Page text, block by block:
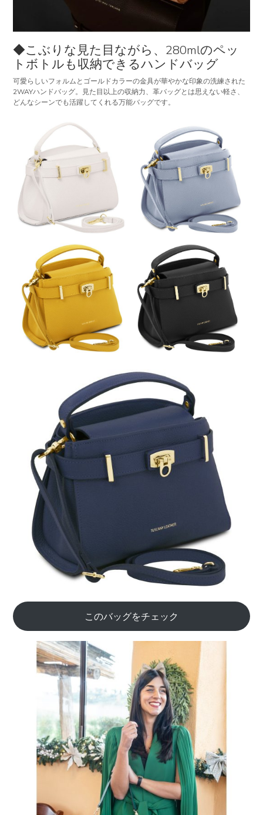
◆こぶりな見た目ながら、280mlのペッ
トボトルも収納できるハンドバッグ
可愛らしいフォルムとゴールドカラーの金具が華やかな印象の洗練された
2WAYハンドバッグ。見た目以上の収納力、革バッグとは思えない軽さ、
どんなシーンでも活躍してくれる万能バッグです。
このバッグをチェック